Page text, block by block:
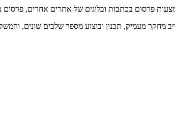
פרסום בכתבות ובלוגים של אתרים אחרים,
מחקר מעמיק, תכנון וביצוע מספר שלבים שונים,